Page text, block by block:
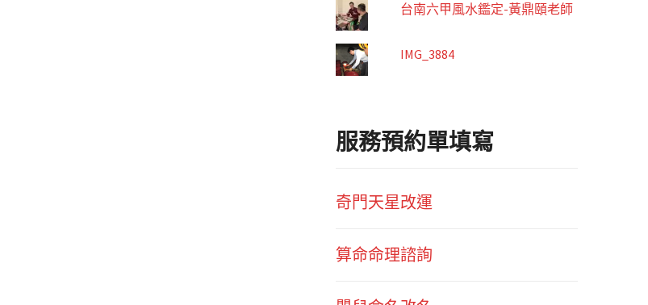
台南六甲風水鑑定-黃鼎頤老師
IMG_3884
服務預約單填寫
奇門天星改運
算命命理諮詢